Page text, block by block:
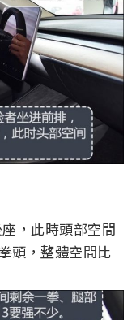
，此時頭部空間
頭，整體空間比